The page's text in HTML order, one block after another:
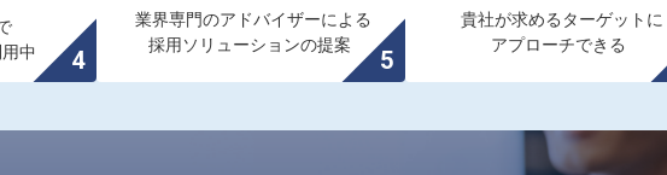
中
業界専門のアドバイザーによる
採用ソリューションの提案
貴社が求めるターゲットに
アプローチできる